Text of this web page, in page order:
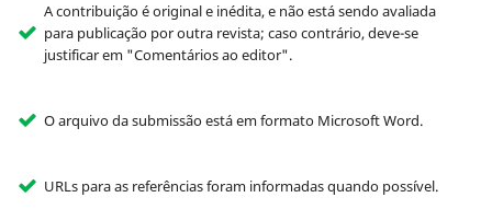
A contribuição é original e inédita, e não está sendo avaliada
para publicação por outra revista; caso contrário, deve-se
justificar em "Comentários ao editor".
O arquivo da submissão está em formato Microsoft Word.
URLs para as referências foram informadas quando possível.